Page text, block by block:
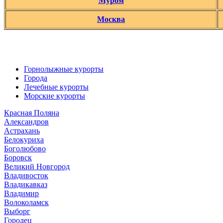
Москва
Горнолыжные курорты
Города
Лечебные курорты
Морские курорты
Красная Поляна
Александров
Астрахань
Белокуриха
Боголюбово
Боровск
Великий Новгород
Владивосток
Владикавказ
Владимир
Волоколамск
Выборг
Городец